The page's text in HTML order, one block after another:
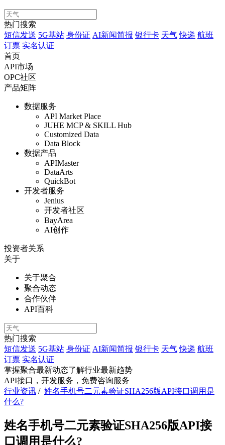
热门搜索
短信发送 5G基站 身份证 AI新闻简报 银行卡 天气 快递 航班
订票 实名认证
首页
API市场
OPC社区
产品矩阵
数据服务
API Market Place
JUHE MCP & SKILL Hub
Customized Data
Data Block
数据产品
APIMaster
DataArts
QuickBot
开发者服务
Jenius
开发者社区
BayArea
AI创作
投资者关系
关于
关于聚合
聚合动态
合作伙伴
API百科
热门搜索
短信发送 5G基站 身份证 AI新闻简报 银行卡 天气 快递 航班
订票 实名认证
掌握聚合最新动态了解行业最新趋势
API接口，开发服务，免费咨询服务
行业资讯 / 姓名手机号二元素验证SHA256版API接口调用是
什么?
姓名手机号二元素验证SHA256版API接
口调用是什么?